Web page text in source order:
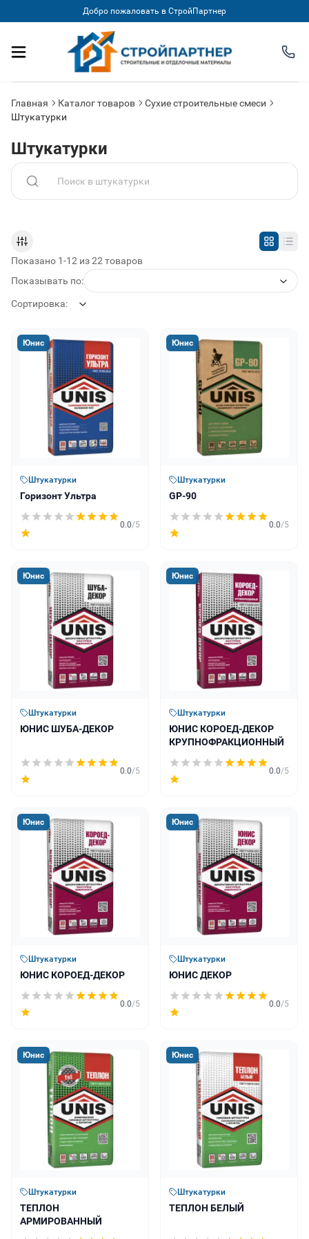
Добро пожаловать в СтройПартнер
Главная Каталог товаров
Сухие строительные смеси
Штукатурки
Штукатурки
Поиск по товарам в категории
Показано 1-12 из 22 товаров
Показывать по:
Сортировка:
Юнис
Штукатурки
Горизонт Ультра
0.0/5
Юнис
Штукатурки
GP-90
0.0/5
Юнис
Штукатурки
ЮНИС ШУБА-ДЕКОР
0.0/5
Юнис
Штукатурки
ЮНИС КОРОЕД-ДЕКОР
КРУПНОФРАКЦИОННЫЙ
0.0/5
Юнис
Штукатурки
ЮНИС КОРОЕД-ДЕКОР
0.0/5
Юнис
Штукатурки
ЮНИС ДЕКОР
0.0/5
Юнис
Штукатурки
ТЕПЛОН
АРМИРОВАННЫЙ
Юнис
Штукатурки
ТЕПЛОН БЕЛЫЙ